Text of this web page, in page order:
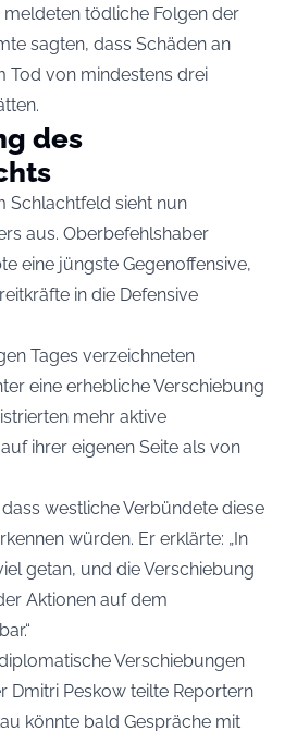
meldeten tödliche Folgen der
sagten, dass Schäden an
Tod von mindestens drei
des
Schlachtfeld sieht nun
aus. Oberbefehlshaber
eine jüngste Gegenoffensive,
in die Defensive
Tages verzeichneten
eine erhebliche Verschiebung
mehr aktive
ihrer eigenen Seite als von
westliche Verbündete diese
würden. Er erklärte: „In
getan, und die Verschiebung
Aktionen auf dem
Verschiebungen
Dmitri Peskow teilte Reportern
könnte bald Gespräche mit